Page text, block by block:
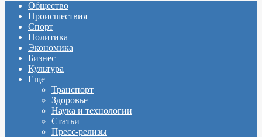
Общество
Происшествия
Спорт
Политика
Экономика
Бизнес
Культура
Еще
Транспорт
Здоровье
Наука и технологии
Статьи
Пресс-релизы